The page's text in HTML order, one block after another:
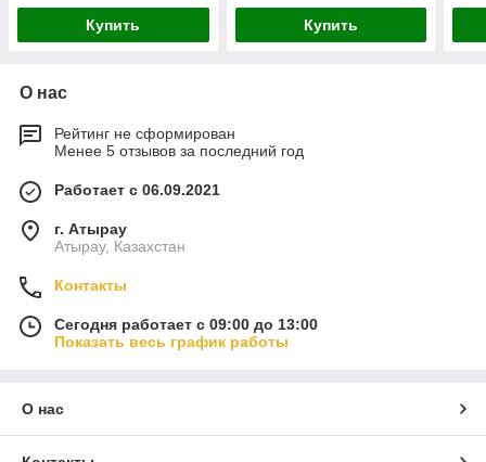
Купить Купить
О нас
Рейтинг не сформирован
Менее 5 отзывов за последний год
Работает с 06.09.2021
г. Атырау
Атырау, Казахстан
Контакты
Сегодня работает с 09:00 до 13:00
Показать весь график работы
О нас